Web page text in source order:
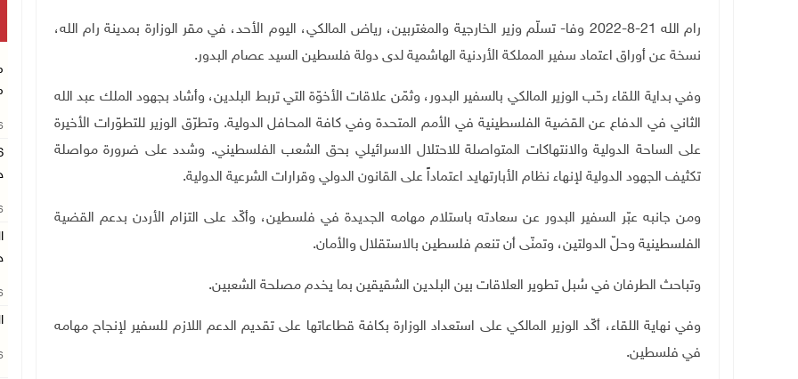
رام الله 21-8-2022 وفا- تسلّم وزير الخارجية والمغتربين، رياض المالكي، اليوم الأحد، في مقر الوزارة بمدينة رام الله،
نسخة عن أوراق اعتماد سفير المملكة الأردنية الهاشمية لدى دولة فلسطين السيد عصام البدور.
وفي بداية اللقاء رحّب الوزير المالكي بالسفير البدور، وثمّن علاقات الأخوّة التي تربط البلدين، وأشاد بجهود الملك عبد الله
الثاني في الدفاع عن القضية الفلسطينية في الأمم المتحدة وفي كافة المحافل الدولية. وتطرّق الوزير للتطوّرات الأخيرة
على الساحة الدولية والانتهاكات المتواصلة للاحتلال الاسرائيلي بحق الشعب الفلسطيني. وشدد على ضرورة مواصلة
تكثيف الجهود الدولية لإنهاء نظام الأبارتهايد اعتماداً على القانون الدولي وقرارات الشرعية الدولية.
ومن جانبه عبّر السفير البدور عن سعادته باستلام مهامه الجديدة في فلسطين، وأكّد على التزام الأردن بدعم القضية
الفلسطينية وحلّ الدولتين، وتمنّى أن تنعم فلسطين بالاستقلال والأمان.
وتباحث الطرفان في سُبل تطوير العلاقات بين البلدين الشقيقين بما يخدم مصلحة الشعبين.
وفي نهاية اللقاء، أكّد الوزير المالكي على استعداد الوزارة بكافة قطاعاتها على تقديم الدعم اللازم للسفير لإنجاح مهامه
في فلسطين.